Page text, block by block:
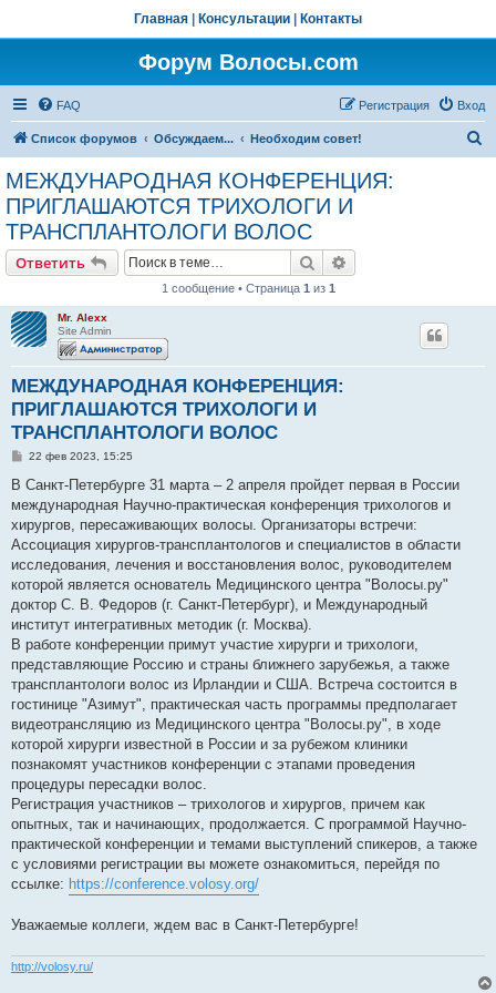
Главная Консультации Контакты
Форум Волосы.com
FAQ Вход
Регистрация
Список форумов Обсуждаем... Необходим совет!
МЕЖДУНАРОДНАЯ КОНФЕРЕНЦИЯ:
ПРИГЛАШАЮТСЯ ТРИХОЛОГИ И
ТРАНСПЛАНТОЛОГИ ВОЛОС
Ответить Поиск
1 сообщение • Страница 1 из 1
Mr. Alexx
Site Admin
МЕЖДУНАРОДНАЯ КОНФЕРЕНЦИЯ:
ПРИГЛАШАЮТСЯ ТРИХОЛОГИ И
ТРАНСПЛАНТОЛОГИ ВОЛОС
С
о
щ
е
н
и
е
22 фев 2023, 15:25
В Санкт-Петербурге 31 марта – 2 апреля пройдет первая в России
международная Научно-практическая конференция трихологов и
хирургов, пересаживающих волосы. Организаторы встречи:
Ассоциация хирургов-трансплантологов и специалистов в области
исследования, лечения и восстановления волос, руководителем
которой является основатель Медицинского центра "Волосы.ру"
доктор С. В. Федоров (г. Санкт-Петербург), и Международный
институт интегративных методик (г. Москва).
В работе конференции примут участие хирурги и трихологи,
представляющие Россию и страны ближнего зарубежья, а также
трансплантологи волос из Ирландии и США. Встреча состоится в
гостинице "Азимут", практическая часть программы предполагает
видеотрансляцию из Медицинского центра "Волосы.ру", в ходе
которой хирурги известной в России и за рубежом клиники
познакомят участников конференции с этапами проведения
процедуры пересадки волос.
Регистрация участников – трихологов и хирургов, причем как
опытных, так и начинающих, продолжается. С программой Научно-
практической конференции и темами выступлений спикеров, а также
с условиями регистрации вы можете ознакомиться, перейдя по
ссылке: https://conference.volosy.org/
Уважаемые коллеги, ждем вас в Санкт-Петербурге!
http://volosy.ru/